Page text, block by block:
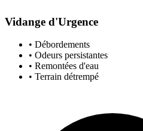
Vidange d'Urgence
• Débordements
• Odeurs persistantes
• Remontées d'eau
• Terrain détrempé